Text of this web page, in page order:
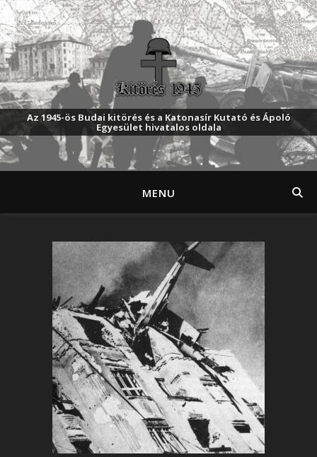
Az 1945-ös Budai kitörés és a Katonasír Kutató és Ápoló
Egyesület hivatalos oldala
MENU